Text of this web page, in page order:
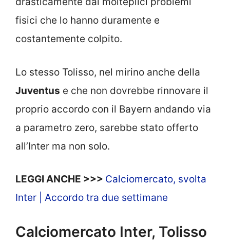
fisici che lo hanno duramente e
costantemente colpito.
Lo stesso Tolisso, nel mirino anche della
Juventus e che non dovrebbe rinnovare il
proprio accordo con il Bayern andando via
a parametro zero, sarebbe stato offerto
all’Inter ma non solo.
LEGGI ANCHE >>> Calciomercato, svolta
Inter | Accordo tra due settimane
Calciomercato Inter, Tolisso